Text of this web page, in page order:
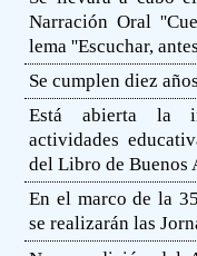
Narración Oral
lema ''Escuchar,
Se cumplen diez
Está abierta la
actividades
del Libro de Buenos
En el marco de la
se realizarán las